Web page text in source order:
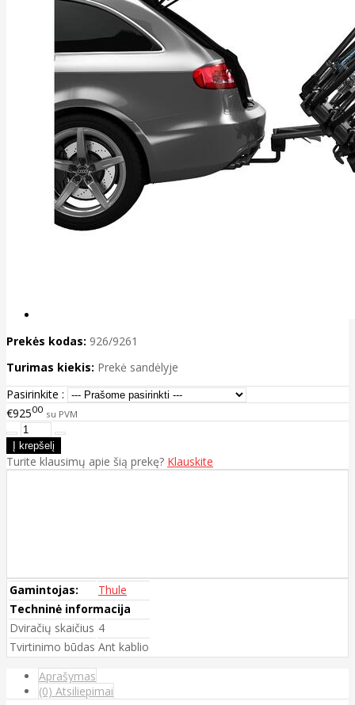
Prekės kodas: 926/9261
Turimas kiekis: Prekė sandėlyje
Pasirinkite :
€92500 su PVM
Turite klausimų apie šią prekę? Klauskite
Gamintojas:
Thule
Techninė informacija
Dviračių skaičius 4
Tvirtinimo būdas Ant kablio
Aprašymas
(0) Atsiliepimai